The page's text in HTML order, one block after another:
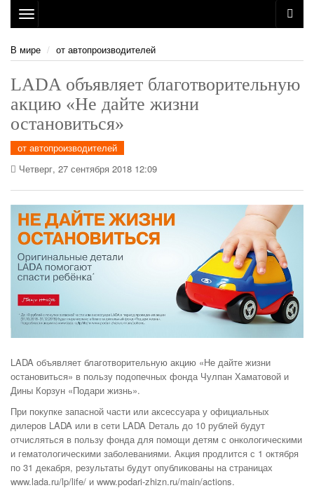
Toggle
navigation
В мире
от автопроизводителей
LADA объявляет благотворительную
акцию «Не дайте жизни
остановиться»
от автопроизводителей
Четверг, 27 сентября 2018 12:09
LADA объявляет благотворительную акцию «Не дайте жизни
остановиться» в пользу подопечных фонда Чулпан Хаматовой и
Дины Корзун «Подари жизнь».
При покупке запасной части или аксессуара у официальных
дилеров LADA или в сети LADA Dеталь до 10 рублей будут
отчисляться в пользу фонда для помощи детям с онкологическими
и гематологическими заболеваниями. Акция продлится с 1 октября
по 31 декабря, результаты будут опубликованы на страницах
www.lada.ru/lp/life/ и www.podari-zhizn.ru/main/actions.